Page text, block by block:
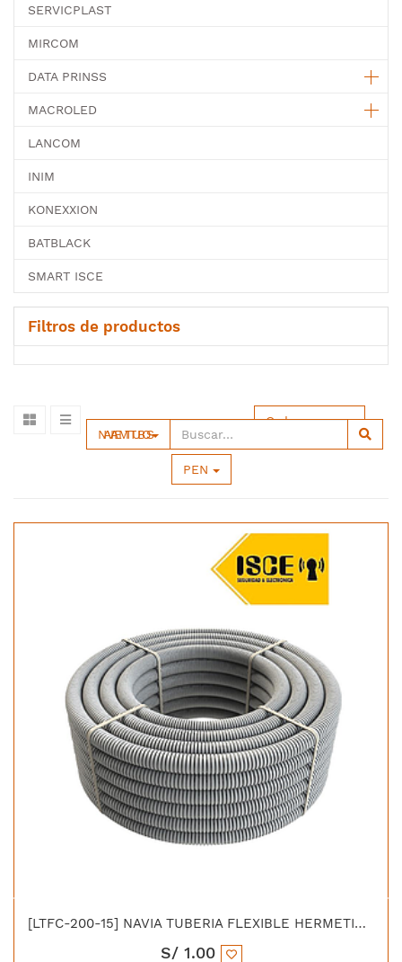
SERVICPLAST
MIRCOM
DATA PRINSS
MACROLED
LANCOM
INIM
KONEXXION
BATBLACK
SMART ISCE
Filtros de productos
NAVIA EMT TUBOS
PEN
Ordenar por
[LTFC-200-15] NAVIA TUBERIA FLEXIBLE HERMETICA LIQUID TIGHT C/FORRO PVC 2"
S/ 1.00